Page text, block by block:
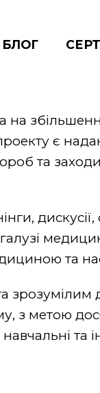
БЛОГ
на
є
та
та
зрозумілим
з метою
та